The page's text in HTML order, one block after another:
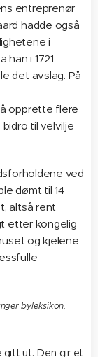
entreprenør
hadde også
i
i 1721
det avslag. På
opprette flere
til velvilje
ved
dømt til 14
altså rent
etter kongelig
og kjelene
byleksikon,
gitt ut. Den gir et